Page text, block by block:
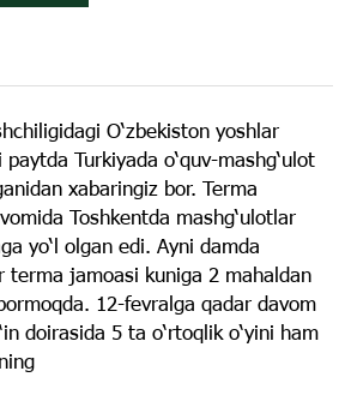
O‘zbekiston yoshlar
Turkiyada o‘quv-mashg‘ulot
xabaringiz bor. Terma
Toshkentda mashg‘ulotlar
yo‘l olgan edi. Ayni damda
terma jamoasi kuniga 2 mahaldan
12-fevralga qadar davom
doirasida 5 ta o‘rtoqlik o‘yini ham